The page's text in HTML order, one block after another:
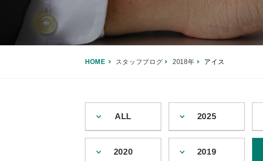
HOME スタッフブログ 2018年 アイス
ALL 2025
2020 2019